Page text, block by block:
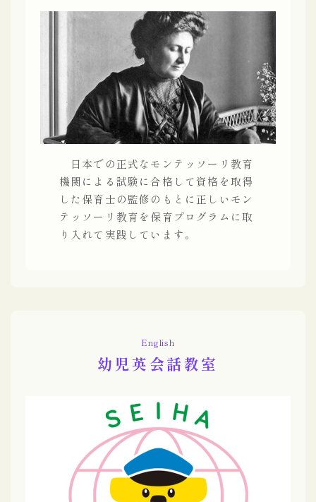
日本での正式なモンテッソーリ教育
機関による試験に合格して資格を取得
した保育士の監修のもとに正しいモン
テッソーリ教育を保育プログラムに取
り入れて実践しています。
English
幼児英会話教室